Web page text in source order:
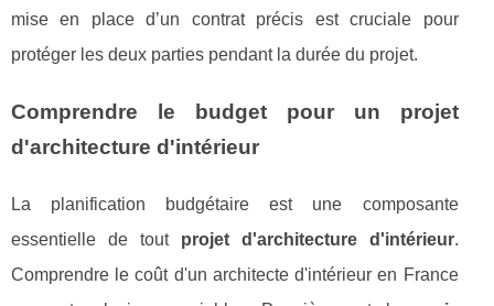
mise en place d’un contrat précis est cruciale pour
protéger les deux parties pendant la durée du projet.
Comprendre le budget pour un projet
d'architecture d'intérieur
La planification budgétaire est une composante
essentielle de tout projet d'architecture d'intérieur.
Comprendre le coût d'un architecte d'intérieur en France